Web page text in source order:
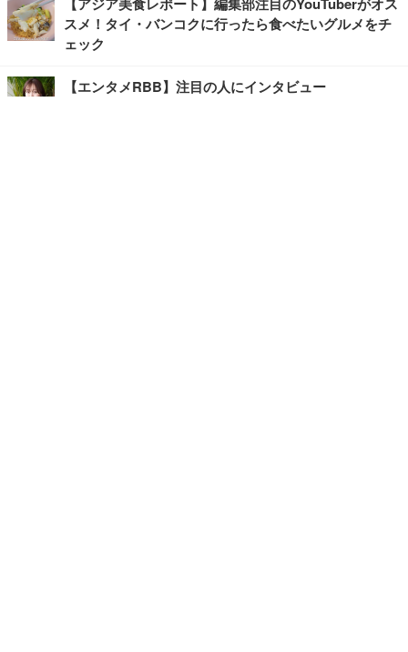
スメ！タイ・バンコクに行ったら食べたいグルメをチ
ェック
【エンタメRBB】注目の人にインタビュー